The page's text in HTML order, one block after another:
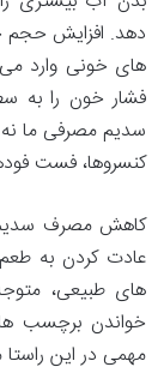
دهد. افزایش حجم
های خونی وارد
فشار خون را به
سدیم مصرفی ما نه
کنسروها، فست
کاهش مصرف سدیم
عادت کردن به
های طبیعی،
خواندن برچسب
مهمی در این